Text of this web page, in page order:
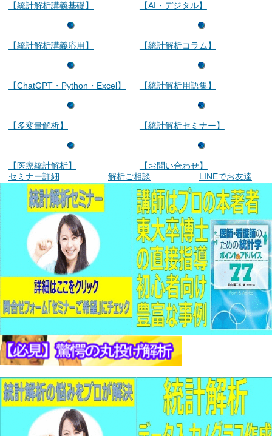
【統計解析講義基礎】
【統計解析講義応用】
【ChatGPT・Python・Excel】
【多変量解析】
【医療統計解析】
【AI・デジタル】
【統計解析コラム】
【統計解析用語集】
【統計解析セミナー】
【お問い合わせ】
セミナー詳細
解析ご相談 LINEでお友達